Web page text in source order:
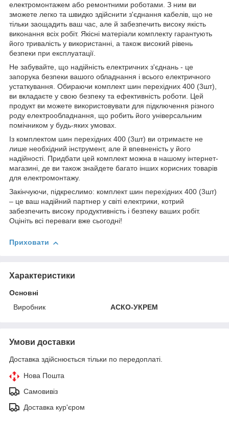
електромонтажем або ремонтними роботами. З ним ви
зможете легко та швидко здійснити з'єднання кабелів, що не
тільки заощадить ваш час, але й забезпечить високу якість
виконання всіх робіт. Якісні матеріали комплекту гарантують
його тривалість у використанні, а також високий рівень
безпеки при експлуатації.
Не забувайте, що надійність електричних з'єднань - це
запорука безпеки вашого обладнання і всього електричного
устаткування. Обираючи комплект шин перехідних 400 (3шт),
ви вкладаєте у свою безпеку та ефективність роботи. Цей
продукт ви можете використовувати для підключення різного
роду електрообладнання, що робить його універсальним
помічником у будь-яких умовах.
Із комплектом шин перехідних 400 (3шт) ви отримаєте не
лише необхідний інструмент, але й впевненість у його
надійності. Придбати цей комплект можна в нашому інтернет-
магазині, де ви також знайдете багато інших корисних товарів
для електромонтажу.
Закінчуючи, підкреслимо: комплект шин перехідних 400 (3шт)
– це ваш надійний партнер у світі електрики, котрий
забезпечить високу продуктивність і безпеку ваших робіт.
Оцініть всі переваги вже сьогодні!
Приховати
Характеристики
Основні
Виробник
АСКО-УКРЕМ
Умови доставки
Доставка здійснюється тільки по передоплаті.
Нова Пошта
Самовивіз
Доставка кур'єром